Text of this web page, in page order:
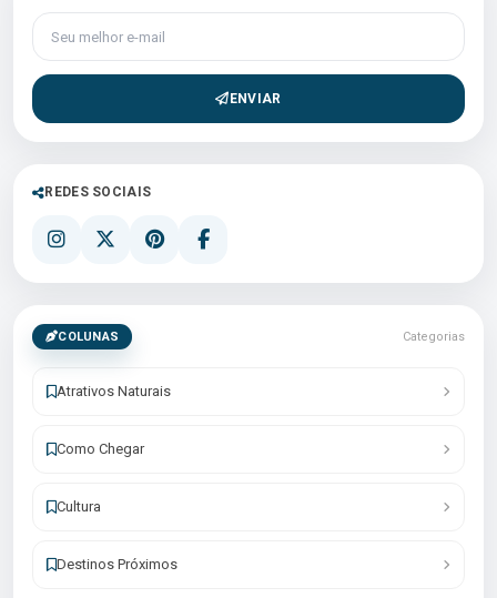
Seu melhor e-mail
ENVIAR
REDES SOCIAIS
COLUNAS Categorias
Atrativos Naturais
Como Chegar
Cultura
Destinos Próximos